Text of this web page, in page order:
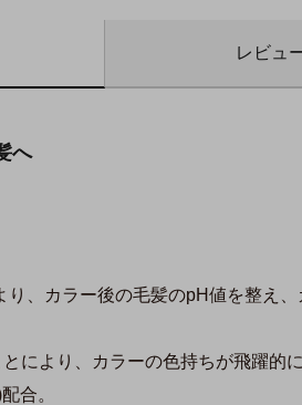
レビュ
へ
り、カラー後の毛髪のpH値を整え
により、カラーの色持ちが飛躍的
合。